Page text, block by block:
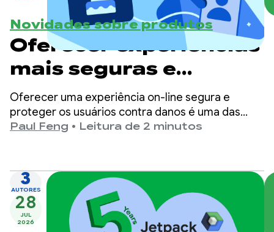
Novidades sobre produtos
Oferecer experiências
mais seguras e
adequadas à faixa
etária no Google Play
Oferecer uma experiência on-line segura e
proteger os usuários contra danos é uma das
principais prioridades do Google Play.
Paul Feng • Leitura de 2 minutos
3
AUTORES
28
JUL
2026